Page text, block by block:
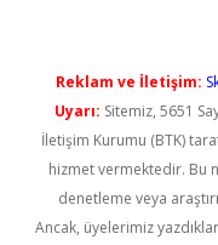
Reklam ve İletişim:
Uyarı: Sitemiz, 5651
İletişim Kurumu (BTK)
hizmet vermektedir. Bu
denetleme veya
Ancak, üyelerimiz